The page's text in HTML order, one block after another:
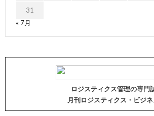
31
« 7月
ロジスティクス管理の専門
月刊ロジスティクス・ビジネ